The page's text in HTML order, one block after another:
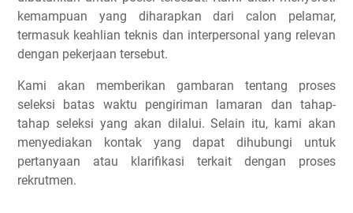
kemampuan yang diharapkan dari calon pelamar,
termasuk keahlian teknis dan interpersonal yang relevan
dengan pekerjaan tersebut.
Kami akan memberikan gambaran tentang proses
seleksi batas waktu pengiriman lamaran dan tahap-
tahap seleksi yang akan dilalui. Selain itu, kami akan
menyediakan kontak yang dapat dihubungi untuk
pertanyaan atau klarifikasi terkait dengan proses
rekrutmen.